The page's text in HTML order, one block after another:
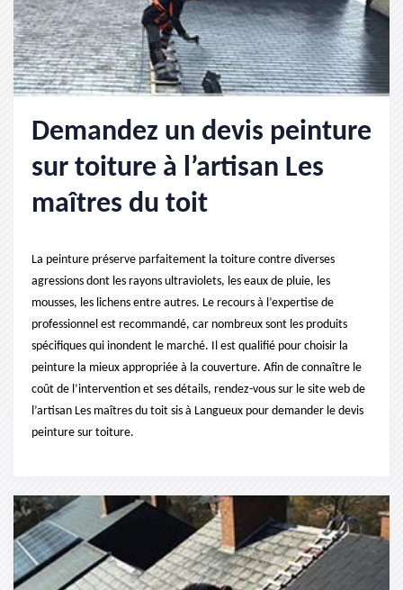
Demandez un devis peinture
sur toiture à l’artisan Les
maîtres du toit
La peinture préserve parfaitement la toiture contre diverses
agressions dont les rayons ultraviolets, les eaux de pluie, les
mousses, les lichens entre autres. Le recours à l’expertise de
professionnel est recommandé, car nombreux sont les produits
spécifiques qui inondent le marché. Il est qualifié pour choisir la
peinture la mieux appropriée à la couverture. Afin de connaître le
coût de l’intervention et ses détails, rendez-vous sur le site web de
l’artisan Les maîtres du toit sis à Langueux pour demander le devis
peinture sur toiture.